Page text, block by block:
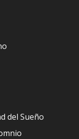
del Sueño